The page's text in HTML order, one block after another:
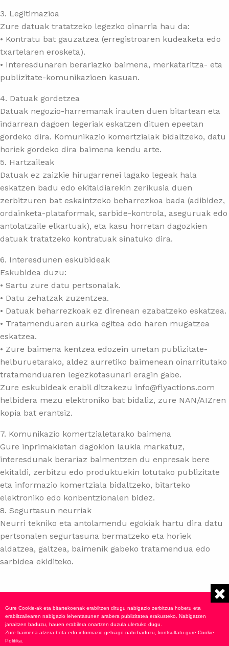
3. Legitimazioa
Zure datuak tratatzeko legezko oinarria hau da:
• Kontratu bat gauzatzea (erregistroaren kudeaketa edo
txartelaren erosketa).
• Interesdunaren berariazko baimena, merkataritza- eta
publizitate-komunikazioen kasuan.
4. Datuak gordetzea
Datuak negozio-harremanak irauten duen bitartean eta
indarrean dagoen legeriak eskatzen dituen epeetan
gordeko dira. Komunikazio komertzialak bidaltzeko, datu
horiek gordeko dira baimena kendu arte.
5. Hartzaileak
Datuak ez zaizkie hirugarrenei lagako legeak hala
eskatzen badu edo ekitaldiarekin zerikusia duen
zerbitzuren bat eskaintzeko beharrezkoa bada (adibidez,
ordainketa-plataformak, sarbide-kontrola, aseguruak edo
antolatzaile elkartuak), eta kasu horretan dagozkien
datuak tratatzeko kontratuak sinatuko dira.
6. Interesdunen eskubideak
Eskubidea duzu:
• Sartu zure datu pertsonalak.
• Datu zehatzak zuzentzea.
• Datuak beharrezkoak ez direnean ezabatzeko eskatzea.
• Tratamenduaren aurka egitea edo haren mugatzea
eskatzea.
• Zure baimena kentzea edozein unetan publizitate-
helburuetarako, aldez aurretiko baimenean oinarritutako
tratamenduaren legezkotasunari eragin gabe.
Zure eskubideak erabil ditzakezu info@flyactions.com
helbidera mezu elektroniko bat bidaliz, zure NAN/AIZren
kopia bat erantsiz.
7. Komunikazio komertzialetarako baimena
Gure inprimakietan dagokion laukia markatuz,
interesdunak berariaz baimentzen du enpresak bere
ekitaldi, zerbitzu edo produktuekin lotutako publizitate
eta informazio komertziala bidaltzeko, bitarteko
elektroniko edo konbentzionalen bidez.
8. Segurtasun neurriak
Neurri tekniko eta antolamendu egokiak hartu dira datu
pertsonalen segurtasuna bermatzeko eta horiek
aldatzea, galtzea, baimenik gabeko tratamendua edo
sarbidea ekiditeko.
Fly Ekintzak
Gure Cookie-ak eta bitartekoenak erabiltzen ditugu nabigazio zerbitzua hobetu eta
erabiltzailearen nabigazio lehentasunen arabera publizitatea erakusteko. Nabigatzen
jarraitzen baduzu, hauen erabilera onartzen duzula ulertuko dugu.
Zure baimena atzera bota edo informazio gehiago nahi baduzu, kontsultatu gure Cookie
Politika.